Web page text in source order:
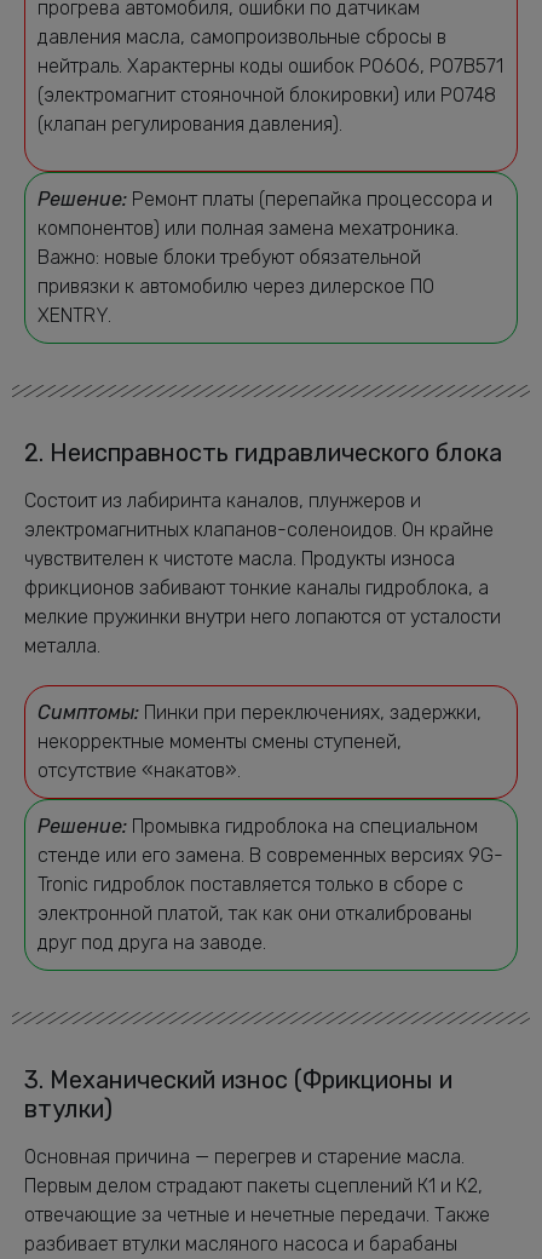
прогрева автомобиля, ошибки по датчикам
давления масла, самопроизвольные сбросы в
нейтраль. Характерны коды ошибок P0606, P07B571
(электромагнит стояночной блокировки) или P0748
(клапан регулирования давления).
Решение: Ремонт платы (перепайка процессора и
компонентов) или полная замена мехатроника.
Важно: новые блоки требуют обязательной
привязки к автомобилю через дилерское ПО
XENTRY.
2. Неисправность гидравлического блока
Состоит из лабиринта каналов, плунжеров и
электромагнитных клапанов-соленоидов. Он крайне
чувствителен к чистоте масла. Продукты износа
фрикционов забивают тонкие каналы гидроблока, а
мелкие пружинки внутри него лопаются от усталости
металла.
Симптомы: Пинки при переключениях, задержки,
некорректные моменты смены ступеней,
отсутствие «накатов».
Решение: Промывка гидроблока на специальном
стенде или его замена. В современных версиях 9G-
Tronic гидроблок поставляется только в сборе с
электронной платой, так как они откалиброваны
друг под друга на заводе.
3. Механический износ (Фрикционы и
втулки)
Основная причина — перегрев и старение масла.
Первым делом страдают пакеты сцеплений К1 и К2,
отвечающие за четные и нечетные передачи. Также
разбивает втулки масляного насоса и барабаны